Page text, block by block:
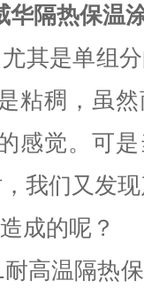
华隔热保温
其是单组
粘稠，虽
感觉。可
我们又发
成的呢？
高温隔热